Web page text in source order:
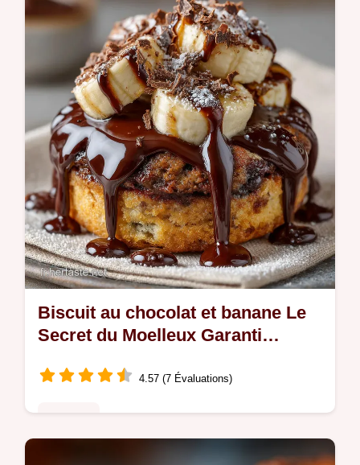
dessert express parfait Moelleux intense
avec un cœur de chocolat noir fondu Prêt
en 5 minutes chrono pour une…
Biscuit au chocolat et banane Le
Secret du Moelleux Garanti
4.57 (7 Évaluations)
Découvrez notre recette infaillible de Biscuit